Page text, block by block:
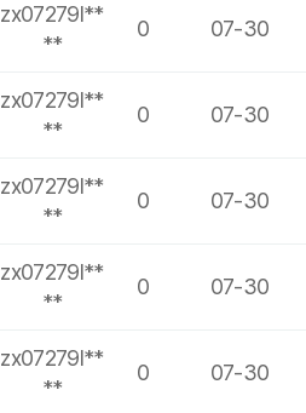
zx07279l**
**
0 07-30
zx07279l**
**
0 07-30
zx07279l**
**
0 07-30
zx07279l**
**
0 07-30
zx07279l**
**
0 07-30